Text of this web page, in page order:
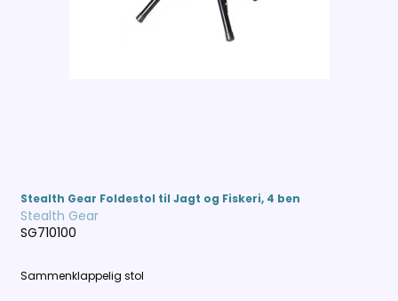
Stealth Gear Foldestol til Jagt og Fiskeri, 4 ben
Stealth Gear
SG710100
Sammenklappelig stol